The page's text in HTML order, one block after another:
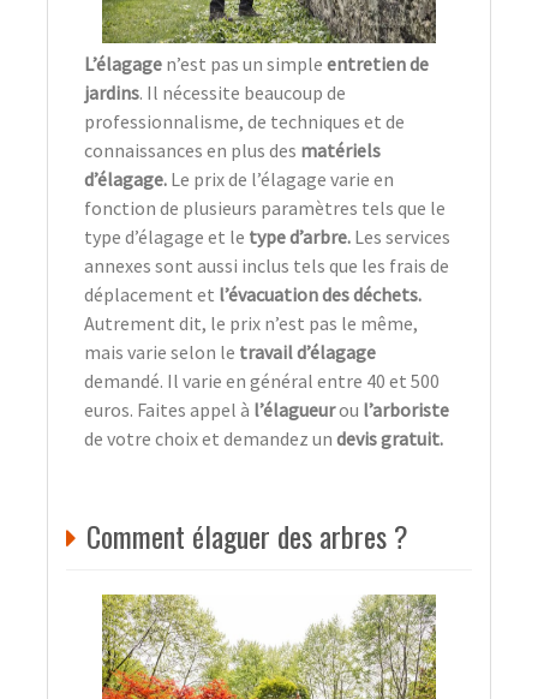
L’élagage n’est pas un simple entretien de
jardins. Il nécessite beaucoup de
professionnalisme, de techniques et de
connaissances en plus des matériels
d’élagage. Le prix de l’élagage varie en
fonction de plusieurs paramètres tels que le
type d’élagage et le type d’arbre. Les services
annexes sont aussi inclus tels que les frais de
déplacement et l’évacuation des déchets.
Autrement dit, le prix n’est pas le même,
mais varie selon le travail d’élagage
demandé. Il varie en général entre 40 et 500
euros. Faites appel à l’élagueurou l’arboriste
de votre choix et demandez un devis gratuit.
Comment élaguer des arbres ?